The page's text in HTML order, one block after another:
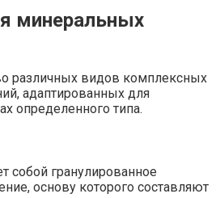
минеральных
различных видов комплексных
адаптированных для
определенного типа.
собой гранулированное
основу которого составляют